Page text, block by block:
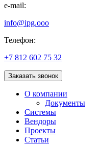
e-mail:
info@ipg.ooo
Телефон:
+7 812 602 75 32
Заказать звонок
О компании
Документы
Системы
Вендоры
Проекты
Статьи